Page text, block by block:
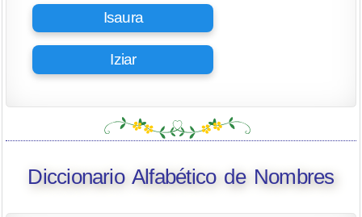
Isaura
Iziar
Diccionario Alfabético de Nombres